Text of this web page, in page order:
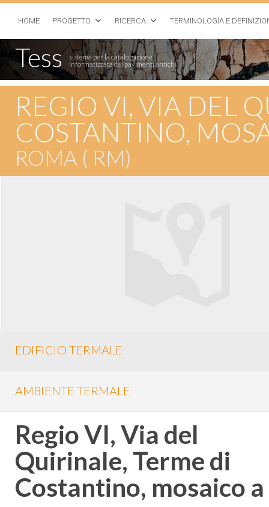
HOME PROGETTO RICERCA TERMINOLOGIA E
Tess
sistema per la catalogazione
informatizzata dei pavimenti antichi
REGIO VI, VIA DEL
COSTANTINO,
ROMA ( RM)
EDIFICIO TERMALE
AMBIENTE TERMALE
Regio VI, Via del
Quirinale, Terme di
Costantino, mosaico